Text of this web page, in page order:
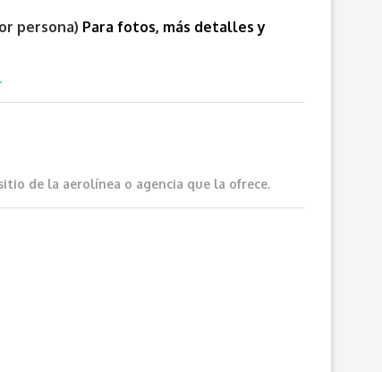
persona) Para fotos, más detalles y
de la aerolínea o agencia que la ofrece.